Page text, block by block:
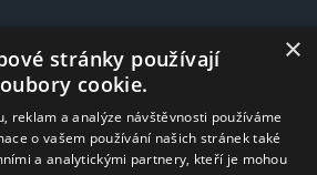
Město
×
stránky používají
cookie.
reklam a analýze návštěvnosti používáme
o vašem používání našich stránek také
a analytickými partnery, kteří je mohou